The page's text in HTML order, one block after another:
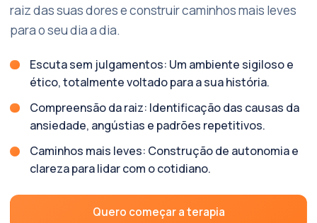
raiz das suas dores e construir caminhos mais leves
para o seu dia a dia.
Escuta sem julgamentos: Um ambiente sigiloso e
ético, totalmente voltado para a sua história.
Compreensão da raiz: Identificação das causas da
ansiedade, angústias e padrões repetitivos.
Caminhos mais leves: Construção de autonomia e
clareza para lidar com o cotidiano.
Quero começar a terapia